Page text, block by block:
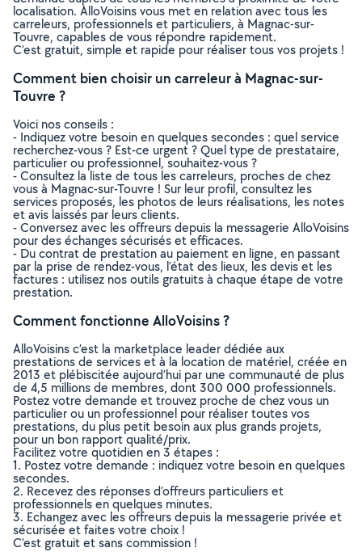
localisation. AlloVoisins vous met en relation avec tous les
carreleurs, professionnels et particuliers, à Magnac-sur-
Touvre, capables de vous répondre rapidement.
C’est gratuit, simple et rapide pour réaliser tous vos projets !
Comment bien choisir un carreleur à Magnac-sur-
Touvre ?
Voici nos conseils :
- Indiquez votre besoin en quelques secondes : quel service
recherchez-vous ? Est-ce urgent ? Quel type de prestataire,
particulier ou professionnel, souhaitez-vous ?
- Consultez la liste de tous les carreleurs, proches de chez
vous à Magnac-sur-Touvre ! Sur leur profil, consultez les
services proposés, les photos de leurs réalisations, les notes
et avis laissés par leurs clients.
- Conversez avec les offreurs depuis la messagerie AlloVoisins
pour des échanges sécurisés et efficaces.
- Du contrat de prestation au paiement en ligne, en passant
par la prise de rendez-vous, l’état des lieux, les devis et les
factures : utilisez nos outils gratuits à chaque étape de votre
prestation.
Comment fonctionne AlloVoisins ?
AlloVoisins c’est la marketplace leader dédiée aux
prestations de services et à la location de matériel, créée en
2013 et plébiscitée aujourd’hui par une communauté de plus
de 4,5 millions de membres, dont 300 000 professionnels.
Postez votre demande et trouvez proche de chez vous un
particulier ou un professionnel pour réaliser toutes vos
prestations, du plus petit besoin aux plus grands projets,
pour un bon rapport qualité/prix.
Facilitez votre quotidien en 3 étapes :
1. Postez votre demande : indiquez votre besoin en quelques
secondes.
2. Recevez des réponses d’offreurs particuliers et
professionnels en quelques minutes.
3. Echangez avec les offreurs depuis la messagerie privée et
sécurisée et faites votre choix !
C’est gratuit et sans commission !